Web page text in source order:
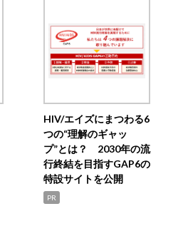
HIV/エイズにまつわる6
つの“理解のギャッ
プ”とは？ 2030年の流
行終結を目指すGAP6の
特設サイトを公開
PR